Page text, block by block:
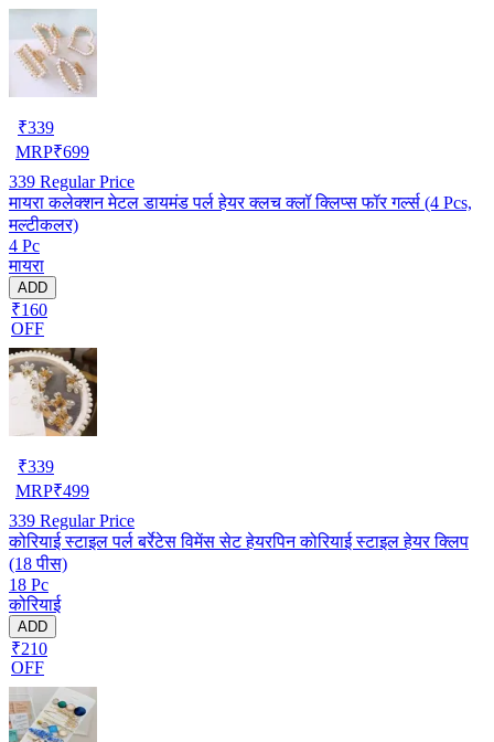
₹339
MRP₹699
339 Regular Price
मायरा कलेक्शन मेटल डायमंड पर्ल हेयर क्लच क्लॉ क्लिप्स फॉर गर्ल्स (4 Pcs,
मल्टीकलर)
4 Pc
मायरा
ADD
₹160
OFF
₹339
MRP₹499
339 Regular Price
कोरियाई स्टाइल पर्ल बर्रेटेस विमेंस सेट हेयरपिन कोरियाई स्टाइल हेयर क्लिप
(18 पीस)
18 Pc
कोरियाई
ADD
₹210
OFF